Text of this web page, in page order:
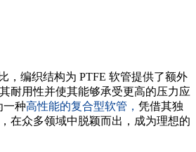
，编织结构为 PTFE 软管提供了额外
耐用性并使其能够承受更高的压力应
一种高性能的复合型软管， 凭借其独
在众多领域中脱颖而出，成为理想的